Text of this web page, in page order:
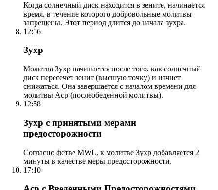
Когда солнечный диск находится в зените, начинается
время, в течение которого добровольные молитвы
запрещены. Этот период длится до начала зухра.
12:56
Зухр
Молитва Зухр начинается после того, как солнечный
диск пересечет зенит (высшую точку) и начнет
снижаться. Она завершается с началом времени для
молитвы Аср (послеобеденной молитвы).
12:58
Зухр с принятыми мерами
предосторожности
Согласно фетве MWL, к молитве Зухр добавляется 2
минуты в качестве меры предосторожности.
17:10